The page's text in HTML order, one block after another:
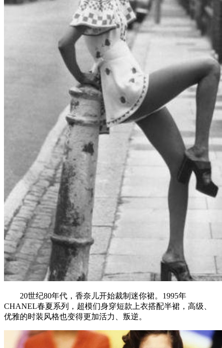
20世纪80年代，香奈儿开始裁制迷你裙。1995年
CHANEL春夏系列，超模们身穿短款上衣搭配半裙，高级、
优雅的时装风格也变得更加活力、叛逆。